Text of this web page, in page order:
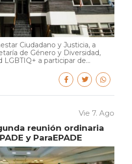
Ciudadano y Justicia, a
de Género y Diversidad,
a participar de...
Vie 7. Ago
reunión ordinaria
y ParaEPADE